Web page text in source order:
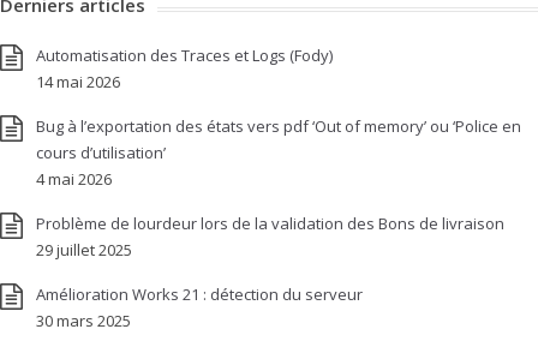
Derniers articles
Automatisation des Traces et Logs (Fody)
14 mai 2026
Bug à l’exportation des états vers pdf ‘Out of memory’ ou ‘Police en
cours d’utilisation’
4 mai 2026
Problème de lourdeur lors de la validation des Bons de livraison
29 juillet 2025
Amélioration Works 21 : détection du serveur
30 mars 2025